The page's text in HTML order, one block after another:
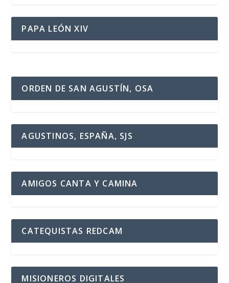
PAPA LEÓN XIV
ORDEN DE SAN AGUSTÍN, OSA
AGUSTINOS, ESPAÑA, SJS
AMIGOS CANTA Y CAMINA
CATEQUISTAS REDCAM
MISIONEROS DIGITALES